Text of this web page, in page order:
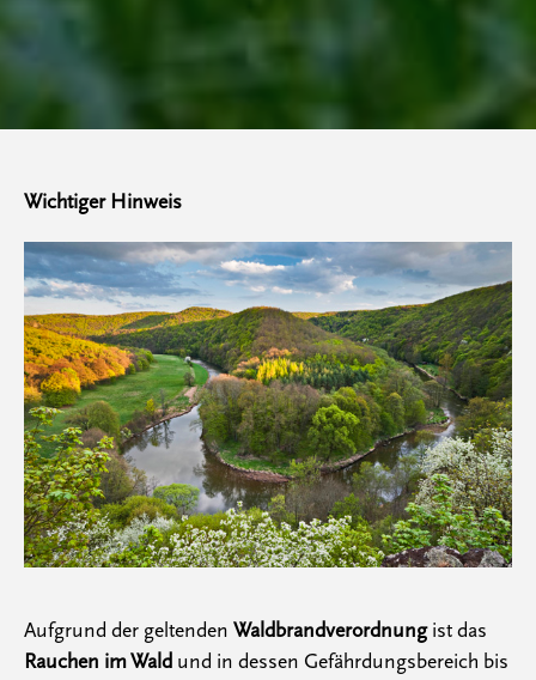
Wichtiger Hinweis
Aufgrund der geltenden Waldbrandverordnungist das
Rauchen im Wald und in dessen Gefährdungsbereich bis